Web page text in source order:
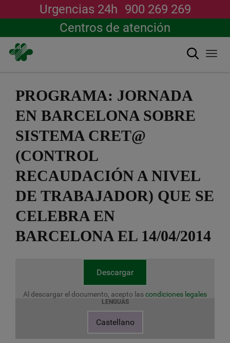
contenido
Urgencias 24h 900 269 269
Centros de atención
Buscar
PROGRAMA: JORNADA
EN BARCELONA SOBRE
SISTEMA CRET@
(CONTROL
RECAUDACIÓN A NIVEL
DE TRABAJADOR) QUE SE
CELEBRA EN
BARCELONA EL 14/04/2014
Descargar
Al descargar el documento, acepto lascondiciones legales
LENGUAS
Castellano